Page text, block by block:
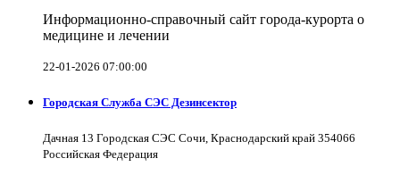
Информационно-справочный сайт города-курорта о
медицине и лечении
22-01-2026 07:00:00
Городская Служба СЭС Дезинсектор
Дачная 13 Городская СЭС Сочи, Краснодарский край 354066
Российская Федерация